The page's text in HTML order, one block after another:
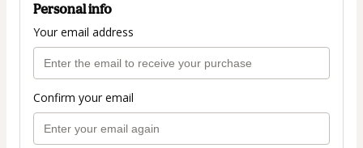
Personal info
Your email address
Confirm your email